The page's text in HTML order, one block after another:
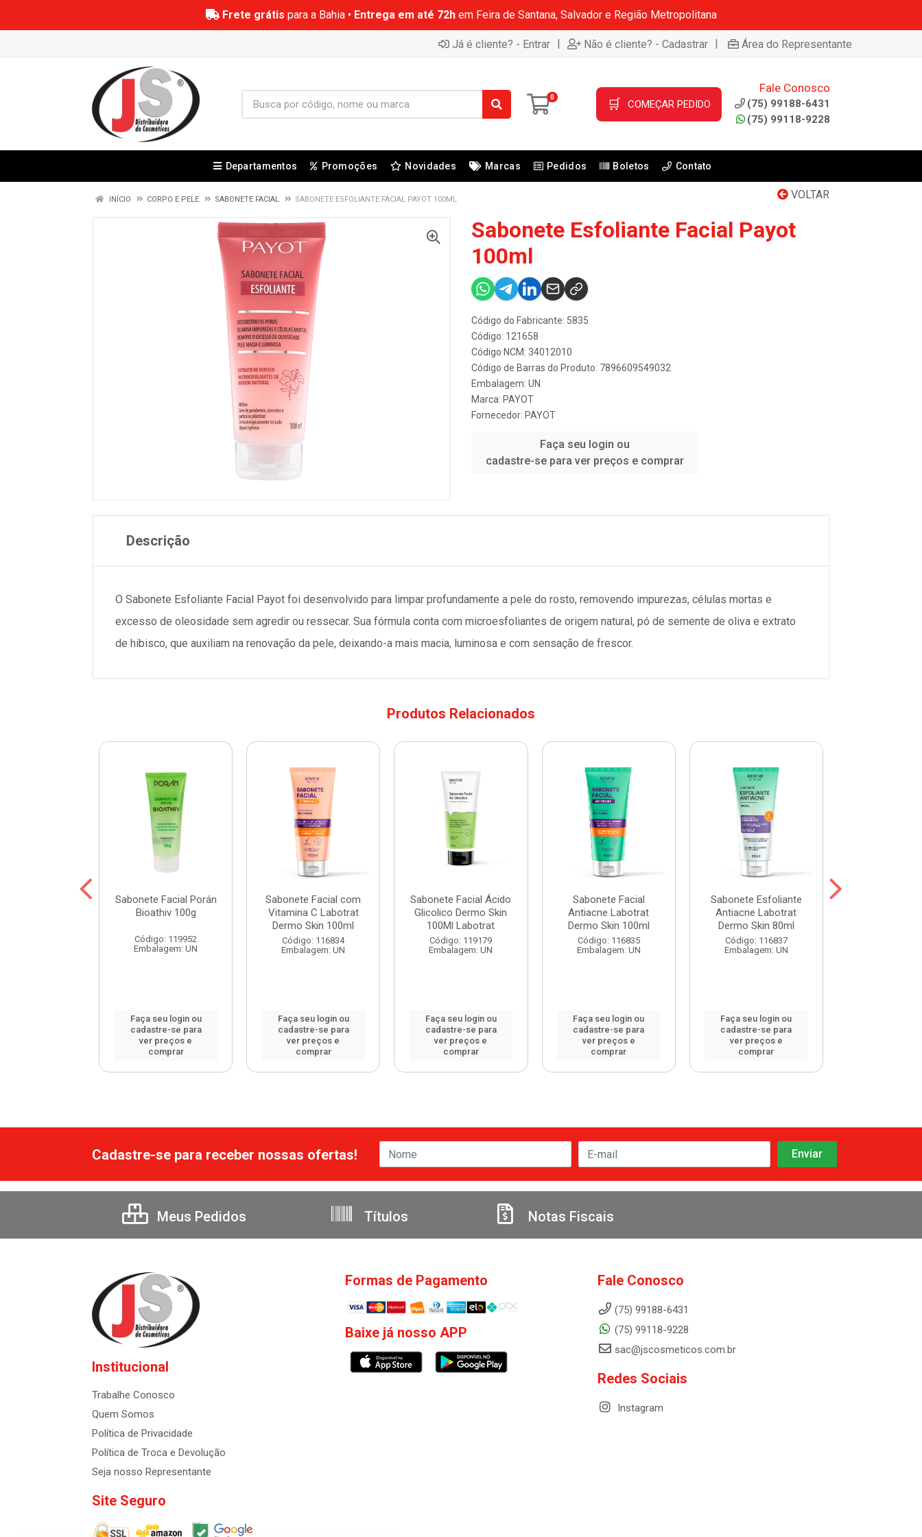
Frete grátis para a Bahia • Entrega em até 72hem Feira de Santana, Salvador e Região Metropolitana
Já é cliente? - Entrar | Não é cliente? - Cadastrar | Área do Representante
0 🛒 COMEÇAR PEDIDO
Fale Conosco
(75) 99188-6431
(75) 99118-9228
Departamentos Promoções Novidades Marcas Pedidos Boletos Contato
VOLTAR
INÍCIO CORPO E PELE SABONETE FACIAL SABONETE ESFOLIANTE FACIAL PAYOT 100ML
Sabonete Esfoliante Facial Payot
100ml
Código do Fabricante: 5835
Código: 121658
Código NCM: 34012010
Código de Barras do Produto: 7896609549032
Embalagem: UN
Marca: PAYOT
Fornecedor: PAYOT
Faça seu login ou
cadastre-se para ver preços e comprar
Descrição
O Sabonete Esfoliante Facial Payot foi desenvolvido para limpar profundamente a pele do rosto, removendo impurezas, células mortas e
excesso de oleosidade sem agredir ou ressecar. Sua fórmula conta com microesfoliantes de origem natural, pó de semente de oliva e extrato
de hibisco, que auxiliam na renovação da pele, deixando-a mais macia, luminosa e com sensação de frescor.
Produtos Relacionados
Sabonete Facial Porán
Bioathiv 100g
Código: 119952
Embalagem: UN
Faça seu login ou
cadastre-se para
ver preços e
comprar
Sabonete Facial com
Vitamina C Labotrat
Dermo Skin 100ml
Código: 116834
Embalagem: UN
Faça seu login ou
cadastre-se para
ver preços e
comprar
Sabonete Facial Ácido
Glicolico Dermo Skin
100Ml Labotrat
Código: 119179
Embalagem: UN
Faça seu login ou
cadastre-se para
ver preços e
comprar
Sabonete Facial
Antiacne Labotrat
Dermo Skin 100ml
Código: 116835
Embalagem: UN
Faça seu login ou
cadastre-se para
ver preços e
comprar
Sabonete Esfoliante
Antiacne Labotrat
Dermo Skin 80ml
Código: 116837
Embalagem: UN
Faça seu login ou
cadastre-se para
ver preços e
comprar
Cadastre-se para receber nossas ofertas!
Meus Pedidos Títulos Notas Fiscais
Institucional
Trabalhe Conosco
Quem Somos
Política de Privacidade
Política de Troca e Devolução
Seja nosso Representante
Site Seguro
Formas de Pagamento
Baixe já nosso APP
Fale Conosco
(75) 99188-6431
(75) 99118-9228
sac@jscosmeticos.com.br
Redes Sociais
Instagram